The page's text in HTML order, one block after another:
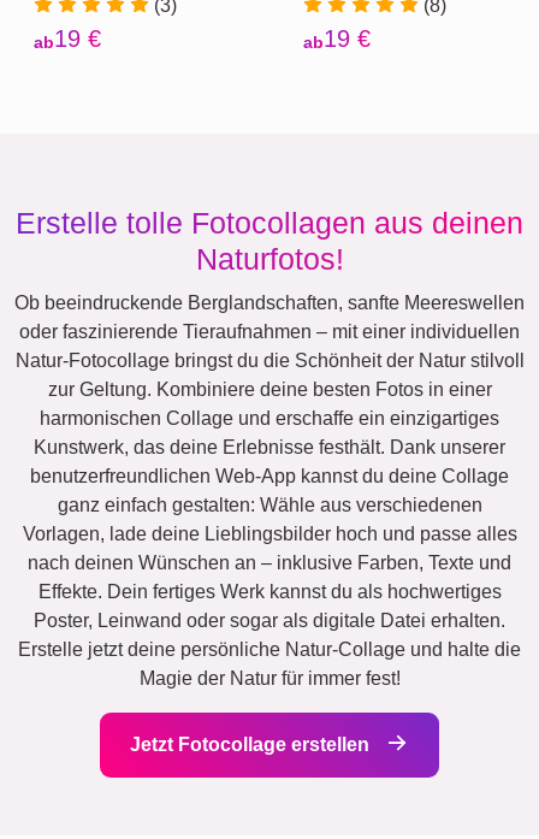
(3)
ab19 €
(8)
ab19 €
Erstelle tolle Fotocollagen aus deinen
Naturfotos!
Ob beeindruckende Berglandschaften, sanfte Meereswellen
oder faszinierende Tieraufnahmen – mit einer individuellen
Natur-Fotocollage bringst du die Schönheit der Natur stilvoll
zur Geltung. Kombiniere deine besten Fotos in einer
harmonischen Collage und erschaffe ein einzigartiges
Kunstwerk, das deine Erlebnisse festhält. Dank unserer
benutzerfreundlichen Web-App kannst du deine Collage
ganz einfach gestalten: Wähle aus verschiedenen
Vorlagen, lade deine Lieblingsbilder hoch und passe alles
nach deinen Wünschen an – inklusive Farben, Texte und
Effekte. Dein fertiges Werk kannst du als hochwertiges
Poster, Leinwand oder sogar als digitale Datei erhalten.
Erstelle jetzt deine persönliche Natur-Collage und halte die
Magie der Natur für immer fest!
Jetzt Fotocollage erstellen